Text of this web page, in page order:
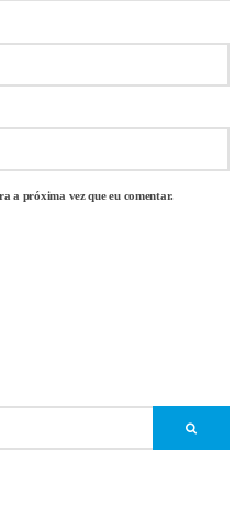
a próxima vez que eu comentar.